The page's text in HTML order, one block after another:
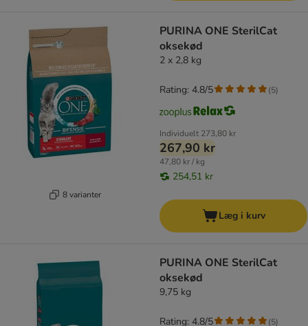
8 varianter
PURINA ONE SterilCat
oksekød
2 x 2,8 kg
Individuelt 273,80 kr
267,90 kr
47,80 kr / kg
254,51 kr
Rating: 4.8/5 (5)
Læg i kurv
PURINA ONE SterilCat
oksekød
9,75 kg
Rating: 4.8/5 (5)